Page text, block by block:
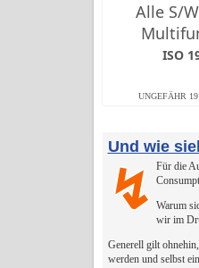
Alle S/
ISO
Und wie
↯
Für die
Warum
wir im
Generell gilt
werden und selbst